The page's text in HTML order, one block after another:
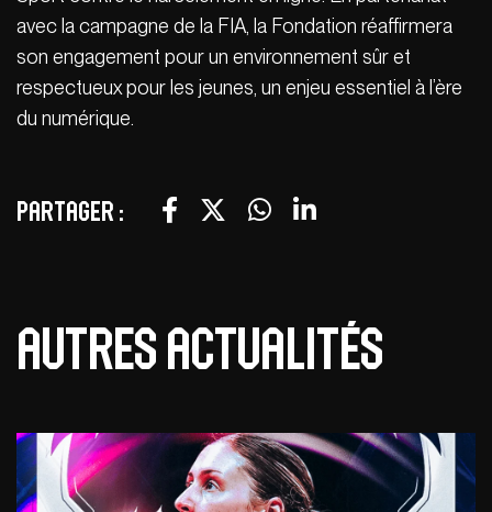
avec la campagne de la FIA, la Fondation réaffirmera
son engagement pour un environnement sûr et
respectueux pour les jeunes, un enjeu essentiel à l’ère
du numérique.
Partager :
Autres actualités